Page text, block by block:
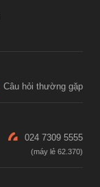
Câu hỏi thường gặp
024 7309 5555